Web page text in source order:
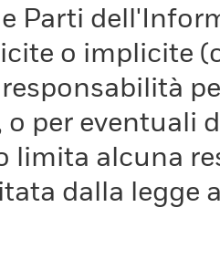
Parti
o implicite
per eventuali
limita alcuna
dalla legge